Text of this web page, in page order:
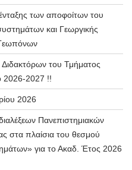
των αποφοίτων του
και Γεωργικής
του Τμήματος
2026-2027 !!
2026
Πανεπιστημιακών
στα πλαίσια του θεσμού
για το Ακαδ. Έτος 2026